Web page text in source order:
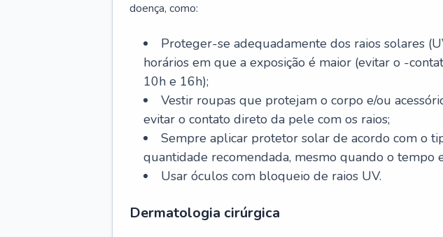
doença, como:
Proteger-se adequadamente dos raios solares
horários em que a exposição é maior (evitar o -
10h e 16h);
Vestir roupas que protejam o corpo e/ou
evitar o contato direto da pele com os raios;
Sempre aplicar protetor solar de acordo com o
quantidade recomendada, mesmo quando o tempo
Usar óculos com bloqueio de raios UV.
Dermatologia cirúrgica